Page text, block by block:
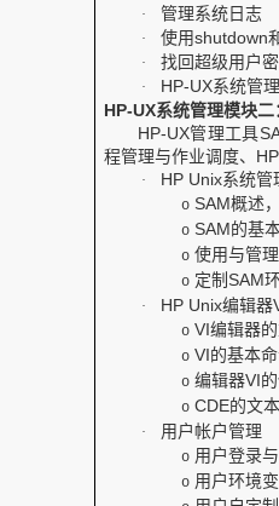
· 管理系统日志
· 使用shutdown
· 找回超级用户
· HP-UX系统管
HP-UX系统管理模块二
HP-UX管理工具
程管理与作业调度、
· HP Unix系统管
o SAM概述
o SAM的基
o 使用与管理
o 定制SAM
· HP Unix编辑器
o VI编辑器
o VI的基本
o 编辑器VI
o CDE的文
· 用户帐户管理
o 用户登录
o 用户环境